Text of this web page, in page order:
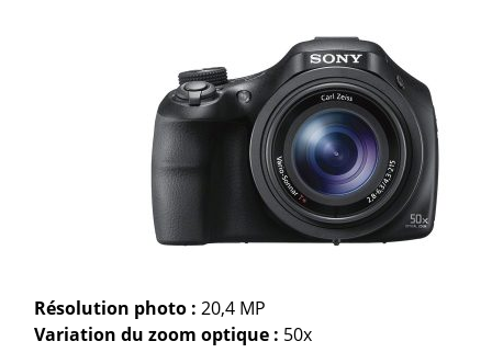
Résolution photo : 20,4 MP
Variation du zoom optique : 50x